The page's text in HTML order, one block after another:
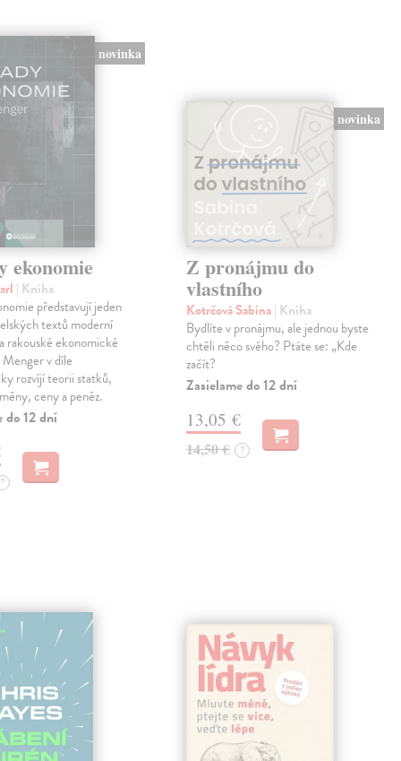
novinka
ekonomie
| Kniha
představují jeden
textů moderní
rakouské ekonomické
v díle
rozvíjí teorii statků,
ceny a peněz.
do 12 dní
?
novinka
Z pronájmu do
vlastního
Kotrčová Sabina| Kniha
Bydlíte v pronájmu, ale jednou byste
chtěli něco svého? Ptáte se: „Kde
začít?
Zasielame do 12 dní
13,05 €
14,50 € ?